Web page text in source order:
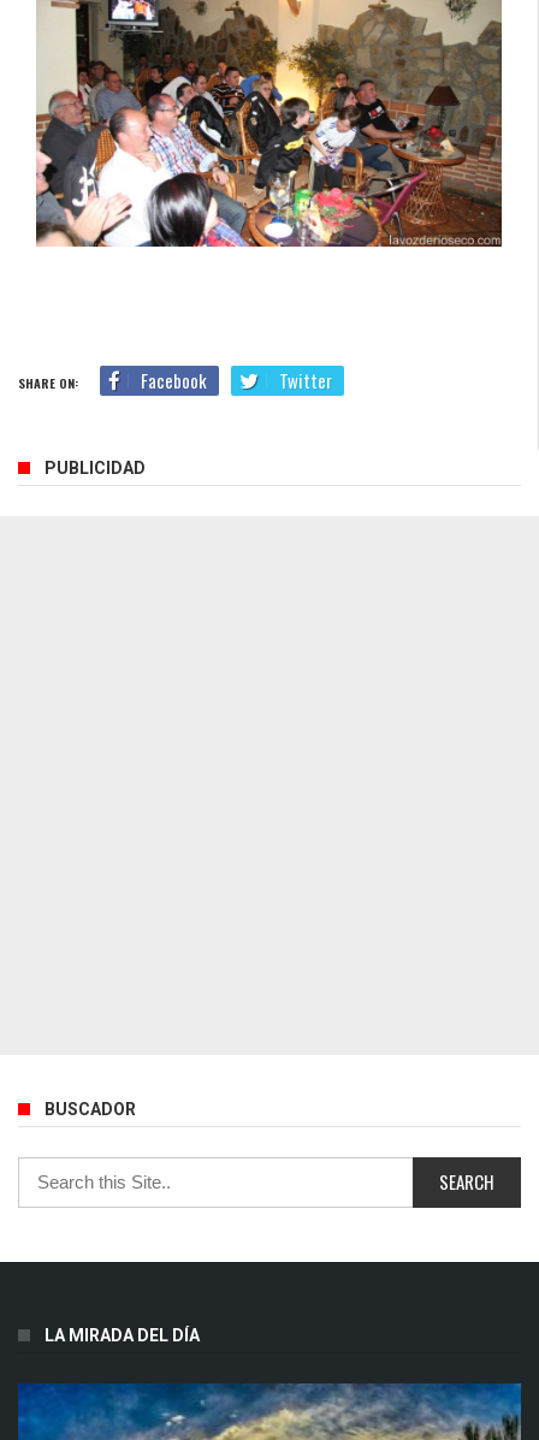
SHARE ON: Facebook Twitter
PUBLICIDAD
BUSCADOR
LA MIRADA DEL DÍA